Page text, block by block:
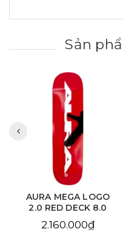
Sản
AURA MEGA LOGO
2.0 RED DECK 8.0
2.160.000₫